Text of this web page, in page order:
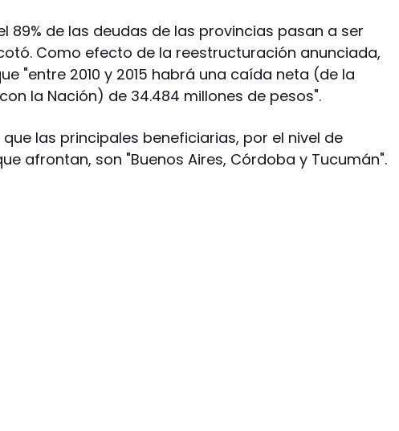
89% de las deudas de las provincias pasan a ser
Como efecto de la reestructuración anunciada,
"entre 2010 y 2015 habrá una caída neta (de la
la Nación) de 34.484 millones de pesos".
que las principales beneficiarias, por el nivel de
afrontan, son "Buenos Aires, Córdoba y Tucumán".